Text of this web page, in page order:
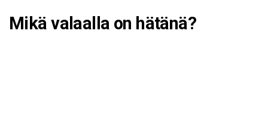
Mikä valaalla on hätänä?